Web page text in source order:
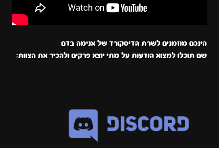
הינכם מוזמנים לשרת הדיסקורד של אנימה בדם
שם תוכלו למצוא הודעות על מתי יוצא פרקים ולהכיר את הצוות: